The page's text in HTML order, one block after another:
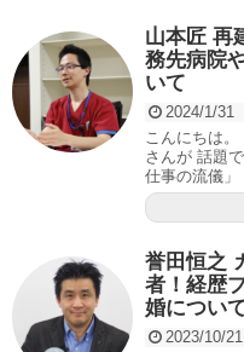
山本匠 再
務先病院
いて
2024/1/31
こんにちは
さんが 話題
仕事の流儀」
誉田恒之
者！経歴
婚につい
2023/10/21